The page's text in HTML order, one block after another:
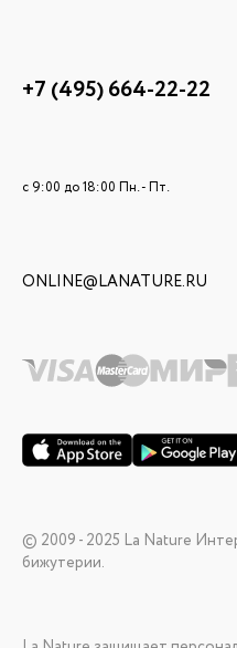
+7 (495) 664-22-22
c 9:00 до 18:00 Пн. - Пт.
ONLINE@LANATURE.RU
© 2009 - 2025 La Nature
бижутерии.